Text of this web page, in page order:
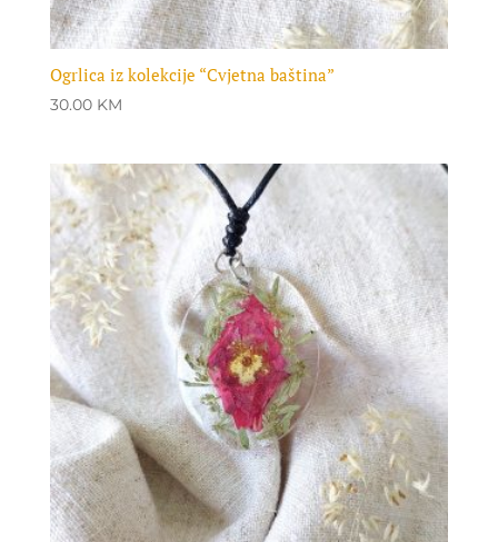
Ogrlica iz kolekcije “Cvjetna baština”
30.00 KM